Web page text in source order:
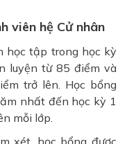
viên hệ Cử nhân
học tập trong học kỳ
luyện từ 85 điểm và
trở lên. Học bổng
nhất đến học kỳ 1
mỗi lớp.
xét, học bổng được